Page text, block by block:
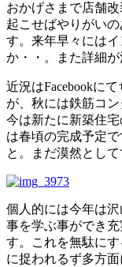
おかげさまで店舗
起こせばやりがい
す。来年早々には
か・・。また詳細が
近況はFacebookに
が、秋には鉄筋コ
今は新たに新築住
は春頃の完成予定
と。まだ漠然とし
個人的には今年は
事を学ぶ事ができ
す。これを無駄に
に捉われるず多方